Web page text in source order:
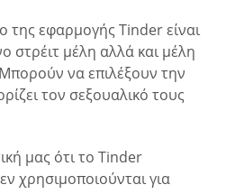
της εφαρμογής Tinder είναι
στρέιτ μέλη αλλά και μέλη
να επιλέξουν την
τον σεξουαλικό τους
μας ότι το Tinder
χρησιμοποιούνται για